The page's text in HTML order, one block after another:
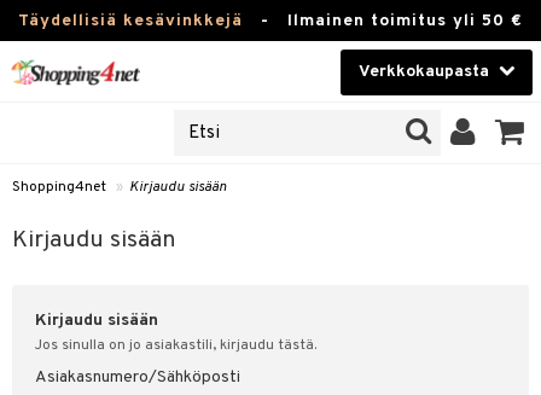
Täydellisiä kesävinkkejä - Ilmainen toimitus yli 50 €
Verkkokaupasta
Piilolinssit
Luontaistuotteet
Fitness
Koti & Sisustus
Shopping4net » Kirjaudu sisään
Kirjaudu sisään
Kirjaudu sisään
Jos sinulla on jo asiakastili, kirjaudu tästä.
Asiakasnumero/Sähköposti
sisään
& vastauksia